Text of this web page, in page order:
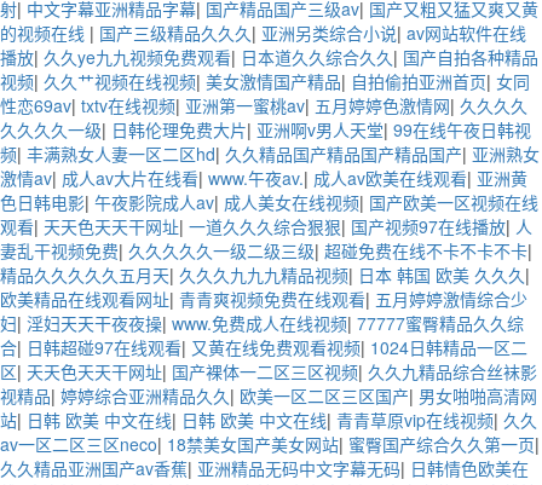
射| 中文字幕亚洲精品字幕| 国产精品国产三级av| 国产又粗又猛又爽又黄
的视频在线 | 国产三级精品久久久| 亚洲另类综合小说| av网站软件在线
播放| 久久ye九九视频免费观看| 日本道久久综合久久| 国产自拍各种精品
视频| 久久艹视频在线视频| 美女激情国产精品| 自拍偷拍亚洲首页| 女同
性恋69av| txtv在线视频| 亚洲第一蜜桃av| 五月婷婷色激情网| 久久久久
久久久久一级| 日韩伦理免费大片| 亚洲啊v男人天堂| 99在线午夜日韩视
频| 丰满熟女人妻一区二区hd| 久久精品国产精品国产精品国产| 亚洲熟女
激情av| 成人av大片在线看| www.午夜av.| 成人av欧美在线观看| 亚洲黄
色日韩电影| 午夜影院成人av| 成人美女在线视频| 国产欧美一区视频在线
观看| 天天色天天干网址| 一道久久久综合狠狠| 国产视频97在线播放| 人
妻乱干视频免费| 久久久久久一级二级三级| 超碰免费在线不卡不卡不卡|
精品久久久久久五月天| 久久久九九九精品视频| 日本 韩国 欧美 久久久|
欧美精品在线观看网址| 青青爽视频免费在线观看| 五月婷婷激情综合少
妇| 淫妇天天干夜夜操| www.免费成人在线视频| 77777蜜臀精品久久综
合| 日韩超碰97在线观看| 又黄在线免费观看视频| 1024日韩精品一区二
区| 天天色天天干网址| 国产裸体一二区三区视频| 久久九精品综合丝袜影
视精品| 婷婷综合亚洲精品久久| 欧美一区二区三区国产| 男女啪啪高清网
站| 日韩 欧美 中文在线| 日韩 欧美 中文在线| 青青草原vip在线视频| 久久
av一区二区三区neco| 18禁美女国产美女网站| 蜜臀国产综合久久第一页|
久久精品亚洲国产av香蕉| 亚洲精品无码中文字幕无码| 日韩情色欧美在